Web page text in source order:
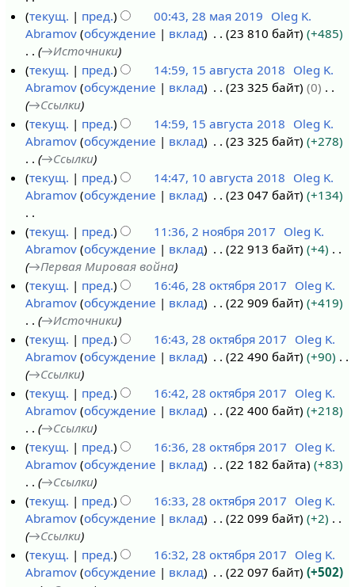
2
и
я
а
в
к
и
2
3
с
а
и
я
п
р
а
в
к
и
т
р
0
ю
2
9
Н
е
о
п
и
с
а
и
я
а
в
к
и
м
2
9
текущ. пред. 00:43, 28 мая 2019 Oleg K.
Abramov обсуждение вклад 23 810 байт
+485
→Источники
а
у
а
1
текущ. пред. 14:59, 15 августа 2018 Oleg K.
Abramov обсуждение вклад 23 325 байт
0
→Ссылки
текущ.
пред. 14:59, 15 августа 2018 Oleg K.
Abramov обсуждение вклад 23 325 байт
+278
→Ссылки
а
у
а
1
текущ. пред. 14:47, 10 августа 2018 Oleg K.
Abramov обсуждение вклад 23 047 байт +134
Н
е
т
о
п
с
а
н
и
я
а
в
к
и
о
р
0
текущ. пред. 11:36, 2 ноября 2017 Oleg K.
Abramov обсуждение вклад 22 913 байт
+4
→Первая Мировая война
о
я
я
1
текущ. пред. 16:46, 28 октября 2017 Oleg K.
Abramov обсуждение вклад 22 909 байт
+419
→Источники
текущ.
пред. 16:43, 28 октября 2017 Oleg K.
Abramov обсуждение вклад 22 490 байт
+90
→Ссылки
текущ.
пред. 16:42, 28 октября 2017 Oleg K.
Abramov обсуждение вклад 22 400 байт
+218
→Ссылки
текущ.
пред. 16:36, 28 октября 2017 Oleg K.
Abramov обсуждение вклад 22 182 байта
+83
→Ссылки
текущ.
пред. 16:33, 28 октября 2017 Oleg K.
Abramov обсуждение вклад 22 099 байт
+2
→Ссылки
текущ.
пред. 16:32, 28 октября 2017 Oleg K.
Abramov обсуждение вклад 22 097 байт
+502